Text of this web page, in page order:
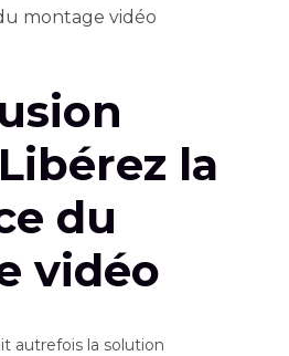
montage vidéo
la
du
vidéo
autrefois la solution